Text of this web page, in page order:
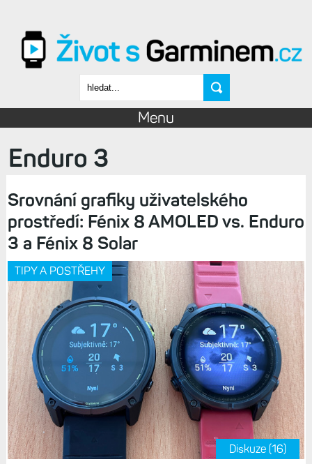
Vyhledávání
Menu
Enduro 3
Srovnání grafiky uživatelského
prostředí: Fénix 8 AMOLED vs. Enduro
3 a Fénix 8 Solar
TIPY A POSTŘEHY
Diskuze (16)